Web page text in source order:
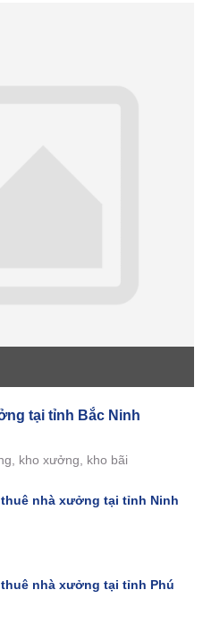
tại tỉnh Bắc Ninh
kho xưởng, kho bãi
nhà xưởng tại tỉnh Ninh
nhà xưởng tại tỉnh Phú